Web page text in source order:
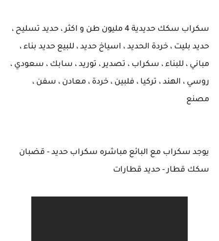
سكراب سكك حديدية 4 مليون طن و اكثر ، حديد تسليح ،
حديد بليت ، خردة الحديد ، اسياخ حديد ، للبيع حديد بناء ،
مباني ، للبناء ، سكراب ، تصدير ، توريد ، سابك ، سعودي ،
روسي ، الهند ، تركيا ، فلبين ، خردة ، معادن ، سفن ،
مصنع
يوجد سكراب مع البائع مباشره سكراب حديد - قضبان
سكك قطار - حديد قطارات